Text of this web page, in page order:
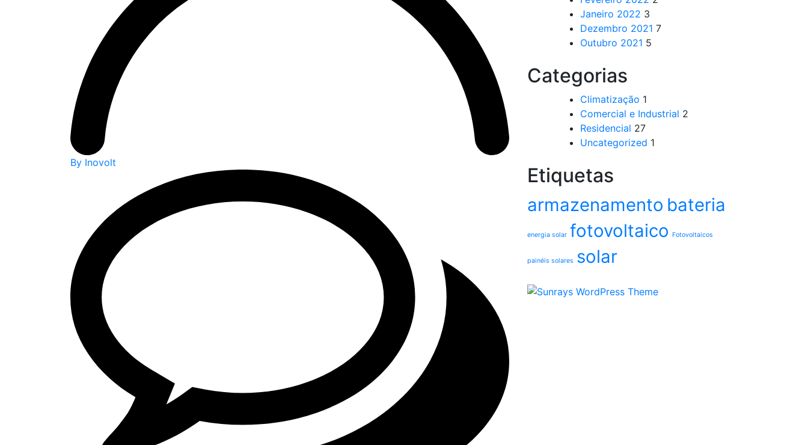
By Inovolt
Janeiro 2022 3
Dezembro 2021 7
Outubro 2021 5
Categorias
Climatização 1
Comercial e Industrial 2
Residencial 27
Uncategorized 1
Etiquetas
armazenamento bateria
energia solar fotovoltaico Fotovoltaicos
painéis solares solar